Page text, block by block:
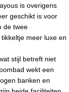
is overigens
geschikt is voor
de twee
meer luxe en
stijl betreft niet
wekt een
banken en